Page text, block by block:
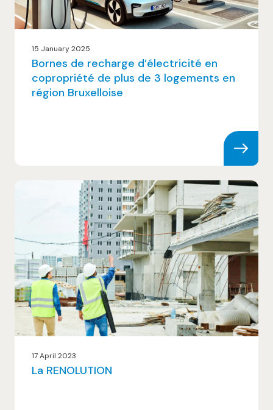
15 January 2025
Bornes de recharge d’électricité en
copropriété de plus de 3 logements en
région Bruxelloise
17 April 2023
La RENOLUTION